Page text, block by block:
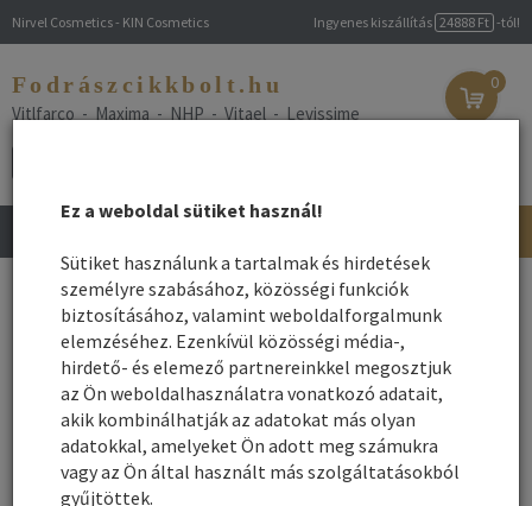
Nirvel Cosmetics - KIN Cosmetics Ingyenes kiszállítás 24888 Ft -tól!
Fodrászcikkbolt.hu
Vitlfarco - Maxima - NHP - Vitael - Levissime
0
navigation
Főoldal/Webshop/Fodrászkellék/ Egyéb fodrászkellék
Egyéb fodrászkellék
Így védd bőrödet frizurádat nyáron!
Már ÖN is allergiás a hajfestésre?
Nálunk talál megoldást hogy
festhesse haját!
Ez a weboldal sütiket használ!
Sütiket használunk a tartalmak és hirdetések
személyre szabásához, közösségi funkciók
biztosításához, valamint weboldalforgalmunk
elemzéséhez. Ezenkívül közösségi média-,
hirdető- és elemező partnereinkkel megosztjuk
az Ön weboldalhasználatra vonatkozó adatait,
akik kombinálhatják az adatokat más olyan
adatokkal, amelyeket Ön adott meg számukra
vagy az Ön által használt más szolgáltatásokból
gyűjtöttek.